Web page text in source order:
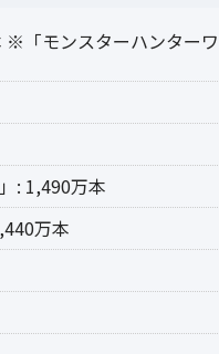
※「モンスターハンター
: 1,490万本
万本